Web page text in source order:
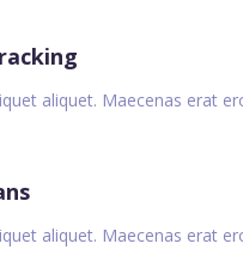
aliquet. Maecenas erat
aliquet. Maecenas erat